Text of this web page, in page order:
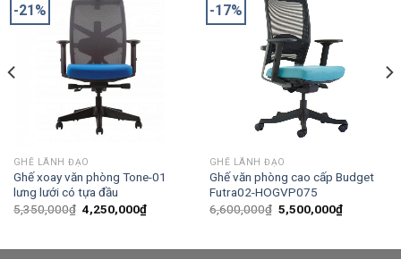
-21%
GHẾ LÃNH ĐẠO
Ghế xoay văn phòng Tone-01
lưng lưới có tựa đầu
5,350,000₫ 4,250,000₫
-17%
GHẾ LÃNH ĐẠO
Ghế văn phòng cao cấp Budget
Futra02-HOGVP075
6,600,000₫ 5,500,000₫